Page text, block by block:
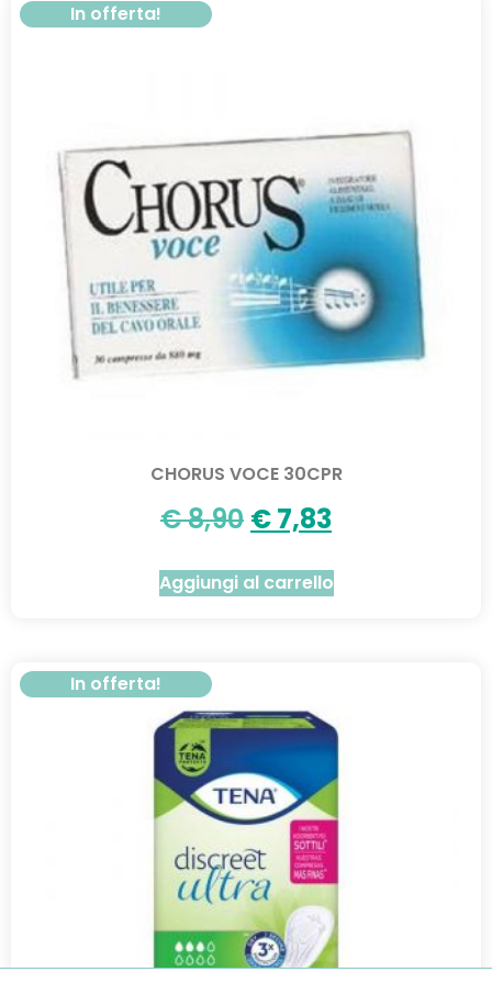
In offerta!
CHORUS VOCE 30CPR
€8,90 €7,83
Aggiungi al carrello
In offerta!